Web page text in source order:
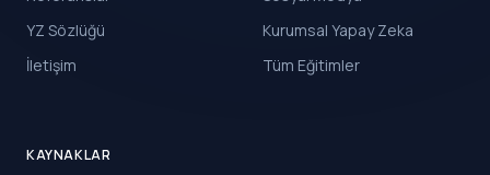
YZ Sözlüğü
İletişim
Kurumsal Yapay Zeka
Tüm Eğitimler
KAYNAKLAR